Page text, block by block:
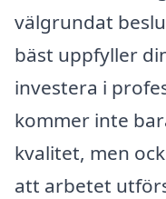
välgrundat
bäst uppfyller
investera i
kommer inte
kvalitet, men
att arbetet